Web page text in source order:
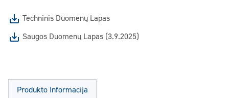
Techninis Duomenų Lapas
Saugos Duomenų Lapas (3.9.2025)
Produkto Informacija